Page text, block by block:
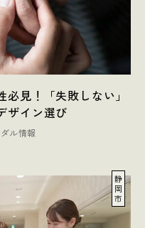
見！「失敗しない」
ザイン選び
ル情報
静
岡
市